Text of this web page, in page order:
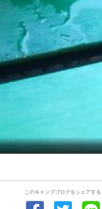
このキャンプブログをシェアする